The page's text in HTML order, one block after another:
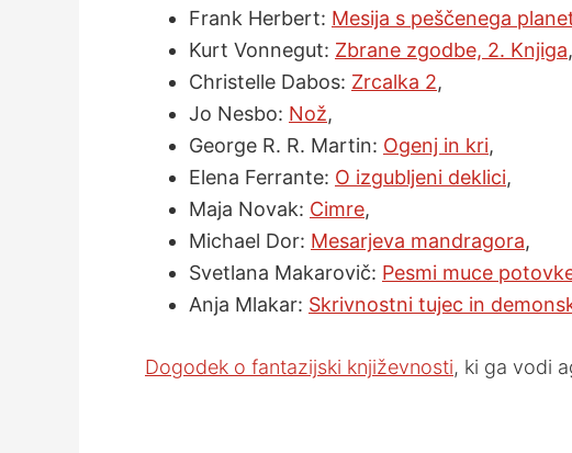
Frank Herbert: Mesija s peščenega
Kurt Vonnegut: Zbrane zgodbe, 2. Knjiga,
Christelle Dabos: Zrcalka 2,
Jo Nesbo: Nož,
George R. R. Martin: Ogenj in kri,
Elena Ferrante: O izgubljeni deklici,
Maja Novak: Cimre,
Michael Dor: Mesarjeva mandragora,
Svetlana Makarovič: Pesmi muce
Anja Mlakar: Skrivnostni tujec in
Dogodek o fantazijski književnosti, ki ga vodi